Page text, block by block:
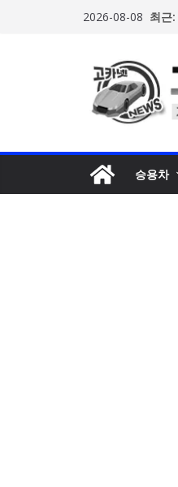
2026-08-08 최근:
승용차